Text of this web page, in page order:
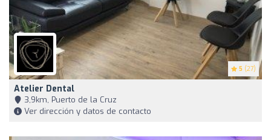
5 (27)
Atelier Dental
3,9km, Puerto de la Cruz
Ver dirección y datos de contacto